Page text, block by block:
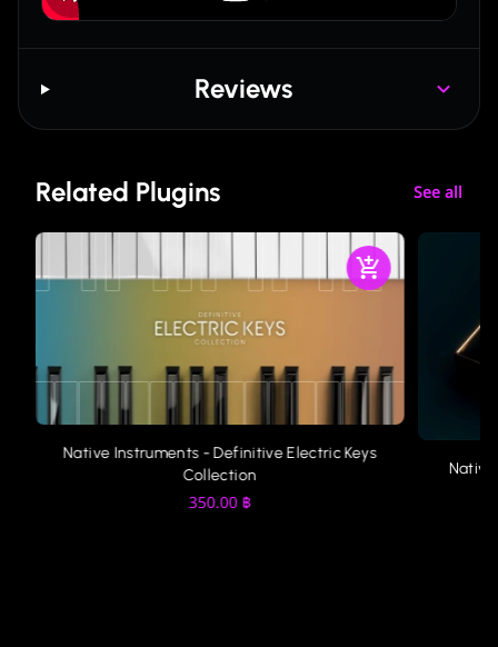
Reviews
Related Plugins See all
Native Instruments - Definitive Electric Keys
Collection
350.00 ฿
Native